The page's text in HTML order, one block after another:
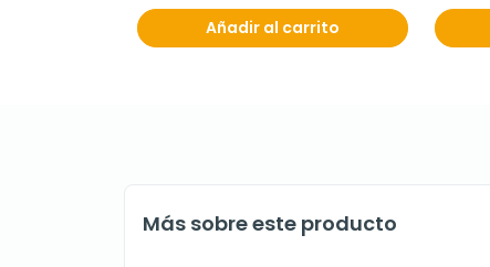
Añadir al carrito
Más sobre este producto